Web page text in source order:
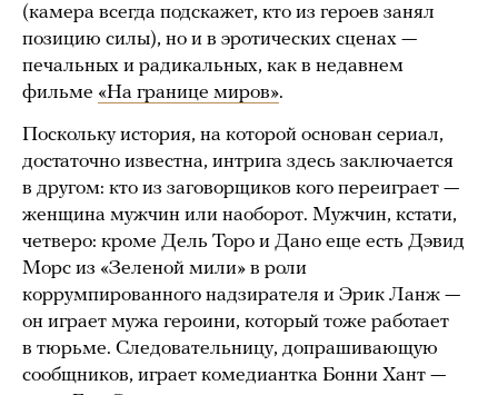
(камера всегда подскажет, кто из героев занял
позицию силы), но и в эротических сценах —
печальных и радикальных, как в недавнем
фильме «На границе миров».
Поскольку история, на которой основан сериал,
достаточно известна, интрига здесь заключается
в другом: кто из заговорщиков кого переиграет —
женщина мужчин или наоборот. Мужчин, кстати,
четверо: кроме Дель Торо и Дано еще есть Дэвид
Морс из «Зеленой мили» в роли
коррумпированного надзирателя и Эрик Ланж —
он играет мужа героини, который тоже работает
в тюрьме. Следовательницу, допрашивающую
сообщников, играет комедиантка Бонни Хант —